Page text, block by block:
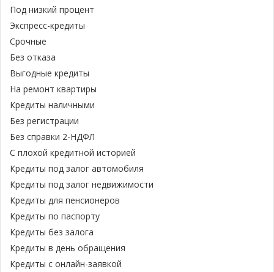
Под низкий процент
Экспресс-кредиты
Срочные
Без отказа
Выгодные кредиты
На ремонт квартиры
Кредиты наличными
Без регистрации
Без справки 2-НДФЛ
С плохой кредитной историей
Кредиты под залог автомобиля
Кредиты под залог недвижимости
Кредиты для пенсионеров
Кредиты по паспорту
Кредиты без залога
Кредиты в день обращения
Кредиты с онлайн-заявкой